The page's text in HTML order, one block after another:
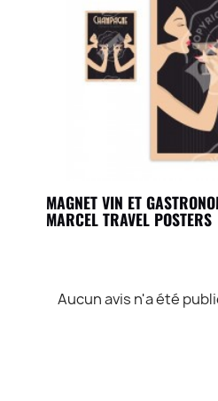
MAGNET VIN ET
MARCEL TRAVEL POSTERS
Aucun avis n'a été